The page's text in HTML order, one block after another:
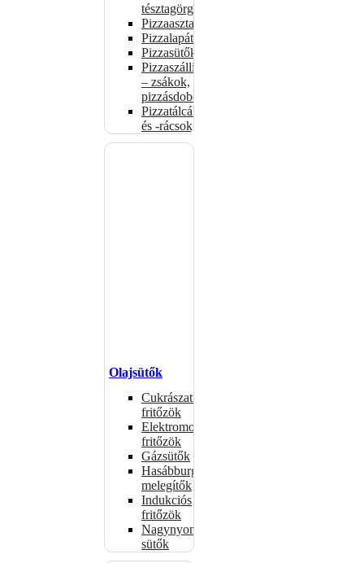
tésztagörgők
Pizzaasztalok
Pizzalapátok
Pizzasütők
Pizzaszállítás
– zsákok,
pizzásdobozok
Pizzatálcák
és -rácsok
Olajsütők
Cukrászati
fritőzök
Elektromos
fritőzök
Gázsütők
Hasábburgonya
melegítők
Indukciós
fritőzök
Nagynyomású
sütők